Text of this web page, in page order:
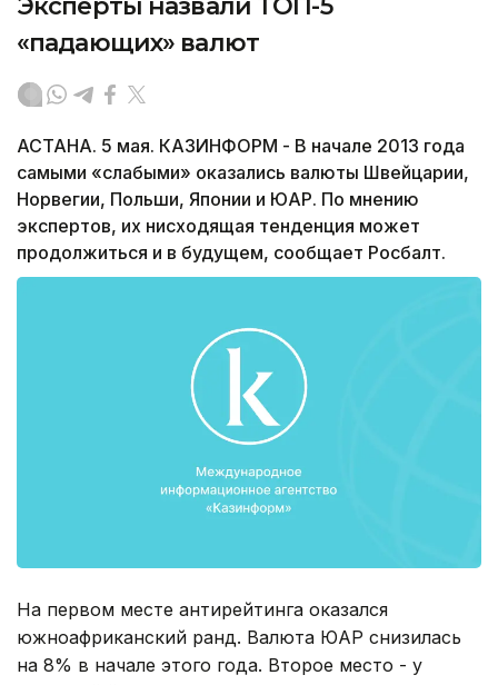
Эксперты назвали ТОП-5
«падающих» валют
АСТАНА. 5 мая. КАЗИНФОРМ - В начале 2013 года
самыми «слабыми» оказались валюты Швейцарии,
Норвегии, Польши, Японии и ЮАР. По мнению
экспертов, их нисходящая тенденция может
продолжиться и в будущем, сообщает Росбалт.
На первом месте антирейтинга оказался
южноафриканский ранд. Валюта ЮАР снизилась
на 8% в начале этого года. Второе место - у